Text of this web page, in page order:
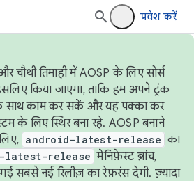
प्रवेश करें
चौथी तिमाही में AOSP के लिए सोर्स
किया जाएगा, ताकि हम अपने ट्रंक
साथ काम कर सकें और यह पक्का कर
के लिए स्थिर बना रहे. AOSP बनाने
android-latest-release का
latest-release मेनिफ़ेस्ट ब्रांच,
सबसे नई रिलीज़ का रेफ़रंस देगी. ज़्यादा